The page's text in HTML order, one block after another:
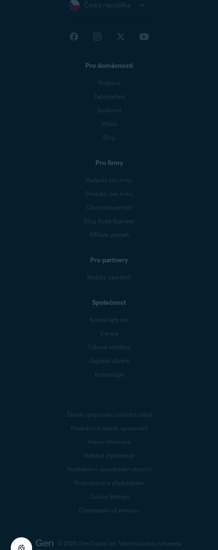
Česká republika
Pro domácnosti
Podpora
Zabezpečení
Soukromí
Výkon
Blog
Pro firmy
Podpora pro firmy
Produkty pro firmy
Obchodní partneři
Blog Avast Business
Affiliate partneři
Pro partnery
Mobilní operátoři
Společnost
Kontaktujte nás
Kariéra
Tiskové oddělení
Digitální důvěra
Technologie
© 2025 Gen Digital Inc. Všechna práva vyhrazena.
Zásady zpracování osobních údajů
Produktové zásady zpracování
Právní informace
Nahlásit zranitelnost
Prohlášení o novodobém otroctví
Podrobnosti o předplatném
Cookie Settings
Odstoupení od smlouvy